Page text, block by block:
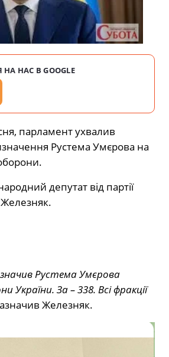
НАС В GOOGLE
парламент ухвалив
Рустема Умєрова на
депутат від партії
Рустема Умєрова
України. За – 338. Всі фракції
Железняк.